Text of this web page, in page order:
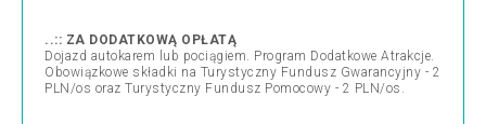
..:: ZA DODATKOWĄ OPŁATĄ
Dojazd autokarem lub pociągiem. Program Dodatkowe Atrakcje.
Obowiązkowe składki na Turystyczny Fundusz Gwarancyjny - 2
PLN/os oraz Turystyczny Fundusz Pomocowy - 2 PLN/os.